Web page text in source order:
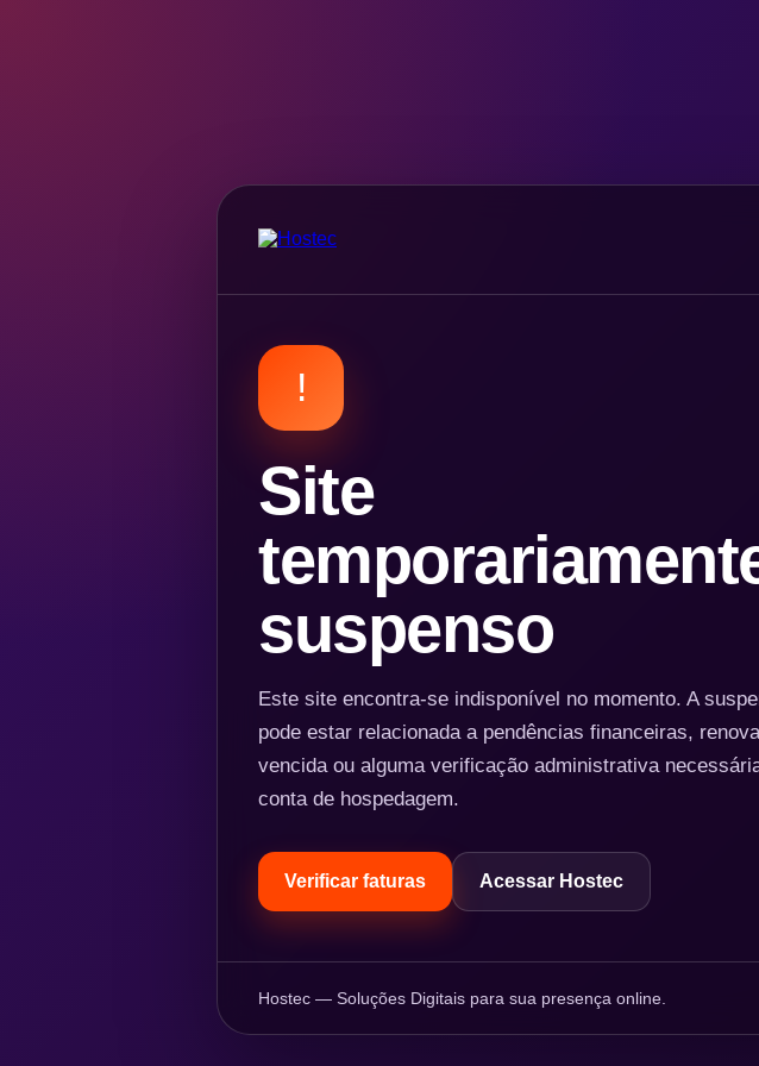
!
Site
suspenso
Este site encontra-se indisponível no momento. A
pode estar relacionada a pendências financeiras,
vencida ou alguma verificação administrativa
conta de hospedagem.
Verificar faturas Acessar Hostec
Hostec — Soluções Digitais para sua presença online.